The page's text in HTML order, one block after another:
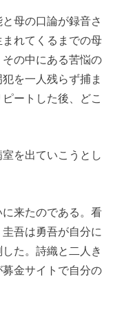
母の口論が録音さ
れてくるまでの母
の中にある苦悩の
を一人残らず捕ま
ートした後、どこ
を出ていこうとし
来たのである。看
吾は勇吾が自分に
た。詩織と二人き
金サイトで自分の